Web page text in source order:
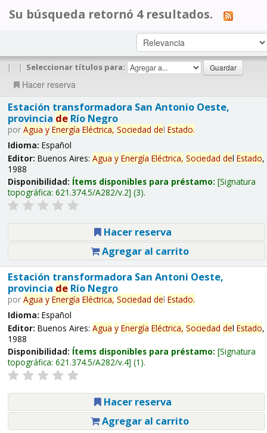
Su búsqueda retornó 4 resultados.
| | Seleccionar títulos para:
Hacer reserva
Estación transformadora San Antonio Oeste,
provincia deRío Negro
por Agua y Energía Eléctrica, Sociedad del Estado.
Idioma: Español
Editor: Buenos Aires: Agua y Energía Eléctrica, Sociedad del Estado,
1988
Disponibilidad: Ítems disponibles para préstamo: Signatura
topográfica: 621.374.5/A282/v.2 (3).
Hacer reserva
Agregar al carrito
Estación transformadora San Antoni Oeste,
provincia deRío Negro
por Agua y Energía Eléctrica, Sociedad del Estado.
Idioma: Español
Editor: Buenos Aires: Agua y Energía Eléctrica, Sociedad del Estado,
1988
Disponibilidad: Ítems disponibles para préstamo: Signatura
topográfica: 621.374.5/A282/v.4 (1).
Hacer reserva
Agregar al carrito